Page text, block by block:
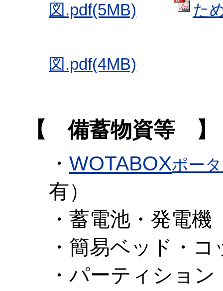
図.pdf(5MB) た
図.pdf(4MB)
【 備蓄物資等 】
・ WOTABOXポー
有）
・蓄電池・発電機
・簡易ベッド・コ
・パーティショ